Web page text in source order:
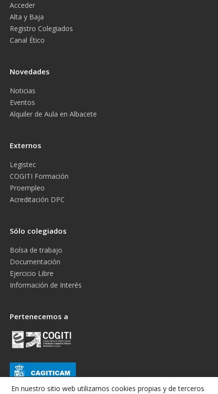
Acceder
Alta y Baja
Registro Colegiados
Canal Ético
Novedades
Noticias
Eventos
Alquiler de Aula en Albacete
Externos
Legistec
COGITI Formación
Proempleo
Acreditación DPC
Sólo colegiados
Bolsa de trabajo
Documentación
Ejercicio Libre
Información de Interés
Pertenecemos a
En nuestro sitio web utilizamos cookies propias y de terceros